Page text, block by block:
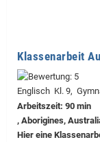
Klassenarbeit
Englisch Kl. 9,
Arbeitszeit: 90 min
, Aborigines,
Hier eine